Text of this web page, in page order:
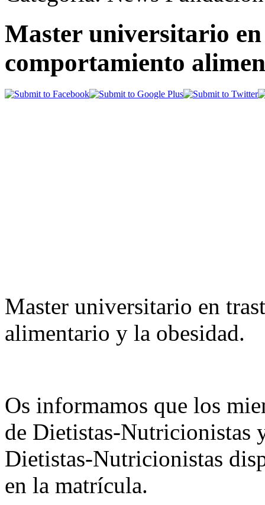
Master universitario
comportamiento
Master universitario en
alimentario y la obesidad.
Os informamos que los
de Dietistas-Nutricionistas
Dietistas-Nutricionistas
en la matrícula.